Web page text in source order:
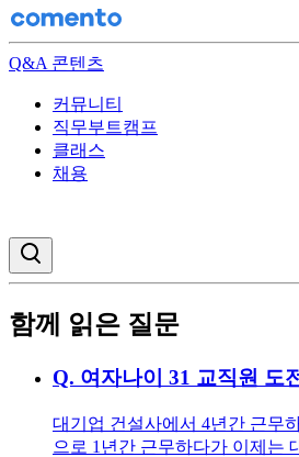
Q&A 콘텐츠
커뮤니티
직무부트캠프
클래스
채용
함께 읽은 질문
Q. 여자나이 31 교직원 도
대기업 건설사에서 4년간 근무
으로 1년간 근무하다가 이제는